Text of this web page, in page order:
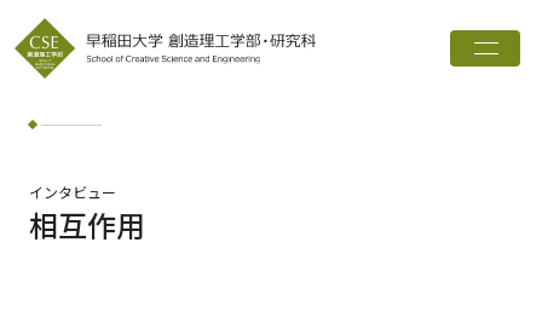
トップ
創造理工学部とは
学科・専攻
インタビュー
インタビュー
相互作用